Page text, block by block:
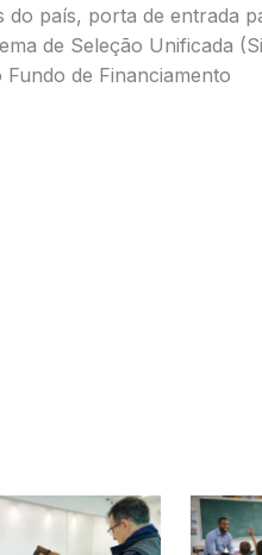
do país, porta de entrada
de Seleção Unificada
de Financiamento